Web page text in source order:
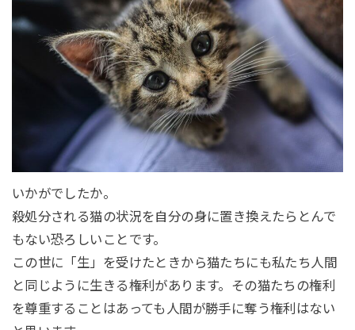
いかがでしたか。
殺処分される猫の状況を自分の身に置き換えたらとんで
もない恐ろしいことです。
この世に「生」を受けたときから猫たちにも私たち人間
と同じように生きる権利があります。その猫たちの権利
を尊重することはあっても人間が勝手に奪う権利はない